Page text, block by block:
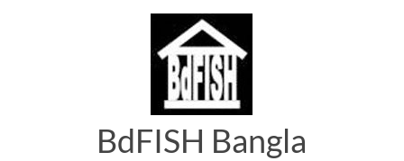
BdFISH Bangla